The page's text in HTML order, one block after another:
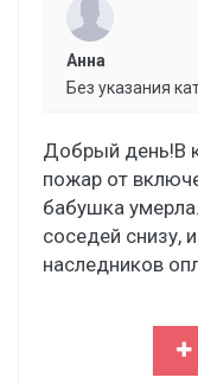
Анна
Без указания
Добрый день!В
пожар от
бабушка
соседей снизу,
наследников